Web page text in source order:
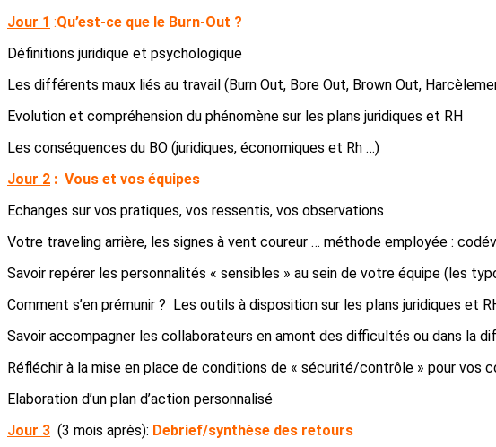
Jour 1 :Qu’est-ce que le Burn-Out ?
Définitions juridique et psychologique
Les différents maux liés au travail (Burn Out, Bore Out, Brown Out,
Evolution et compréhension du phénomène sur les plans juridiques et RH
Les conséquences du BO (juridiques, économiques et Rh …)
Jour 2 : Vous et vos équipes
Echanges sur vos pratiques, vos ressentis, vos observations
Votre traveling arrière, les signes à vent coureur … méthode employée :
Savoir repérer les personnalités « sensibles » au sein de votre équipe (les
Comment s’en prémunir ? Les outils à disposition sur les plans juridiques et
Savoir accompagner les collaborateurs en amont des difficultés ou dans la
Réfléchir à la mise en place de conditions de « sécurité/contrôle » pour vos
Elaboration d’un plan d’action personnalisé
Jour 3 (3 mois après): Debrief/synthèse des retours